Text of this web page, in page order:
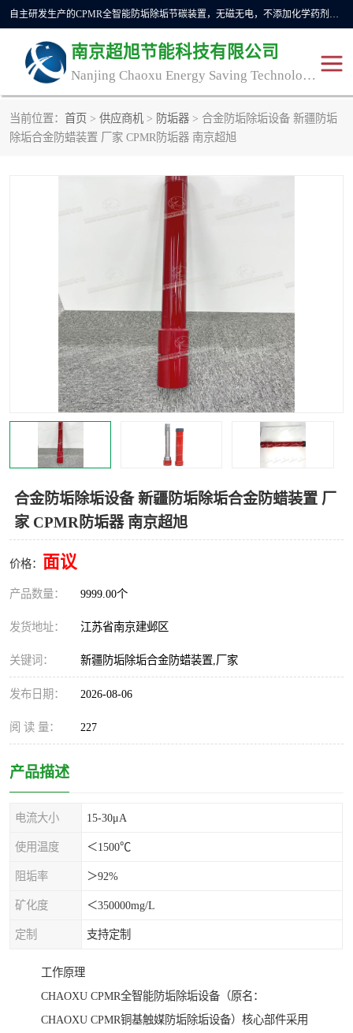
自主研发生产的CPMR全智能防垢除垢节碳装置，无磁无电，不添加化学药剂，*了国内纯物理除垢技术领域空白，其性能处于国际领先水平。广泛应用于石油炼化、钢铁冶炼、电力、煤矿、化工、供暖、压铸、汽车制造、涉水家电等行业。
南京超旭节能科技有限公司
Nanjing Chaoxu Energy Saving Technology Co., Ltd
当前位置： 首页 > 供应商机 > 防垢器 > 合金防垢除垢设备 新疆防垢
除垢合金防蜡装置 厂家 CPMR防垢器 南京超旭
合金防垢除垢设备 新疆防垢除垢合金防蜡装置 厂
家 CPMR防垢器 南京超旭
价格： 面议
产品数量： 9999.00个
发货地址： 江苏省南京建邺区
关键词： 新疆防垢除垢合金防蜡装置,厂家
发布日期： 2026-08-06
阅 读 量： 227
产品描述
电流大小 15-30μA
使用温度 ＜1500℃
阻垢率 ＞92%
矿化度 ＜350000mg/L
定制 支持定制
工作原理
CHAOXU CPMR全智能防垢除垢设备（原名：
CHAOXU CPMR铜基触媒防垢除垢设备）核心部件采用
CPMR CPMR全智能防垢除垢节
碳装置
CPMR油田井下防垢防蜡 物理防垢器生产制造商
防垢器
垢器
工业除垢 清碳燃油催化器